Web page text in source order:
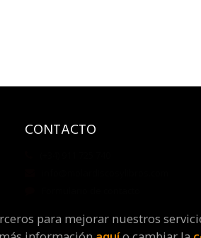
CONTACTO
para mejorar nuestros